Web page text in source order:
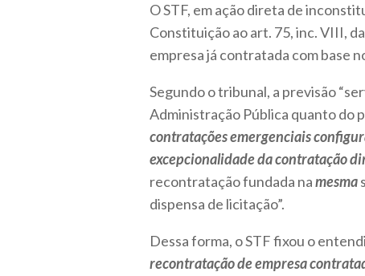
O STF, em ação direta de
Constituição ao art. 75, inc. VIII,
empresa já contratada com base
Segundo o tribunal, a previsão
Administração Pública quanto do
contratações emergenciais
excepcionalidade da contratação
recontratação fundada namesma
dispensa de licitação”.
Dessa forma, o STF fixou o
recontratação de empresa